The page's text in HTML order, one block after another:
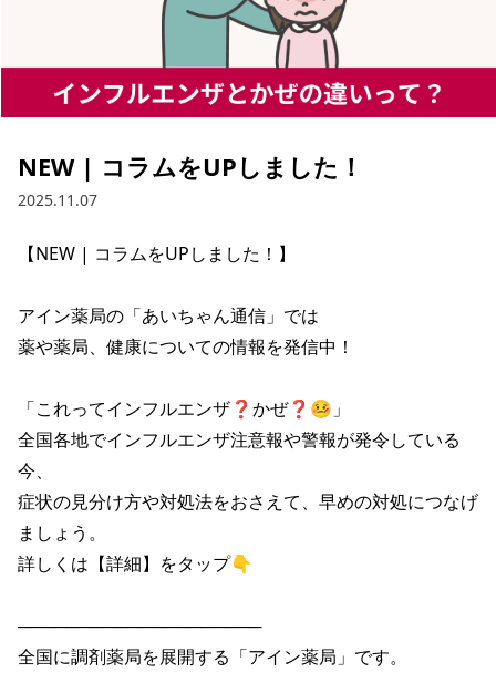
NEW | コラムをUPしました！
2025.11.07
【NEW | コラムをUPしました！】
アイン薬局の「あいちゃん通信」では
薬や薬局、健康についての情報を発信中！
「これってインフルエンザ❓かぜ❓🤒」
全国各地でインフルエンザ注意報や警報が発令している
今、
症状の見分け方や対処法をおさえて、早めの対処につなげ
ましょう。
詳しくは【詳細】をタップ👇
────────────────────
全国に調剤薬局を展開する「アイン薬局」です。